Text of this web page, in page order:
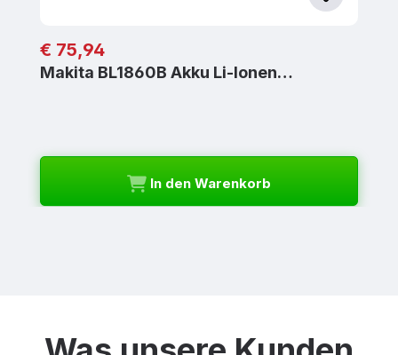
Regulärer Preis:
€ 75,94
Makita BL1860B Akku Li-Ionen…
In den Warenkorb